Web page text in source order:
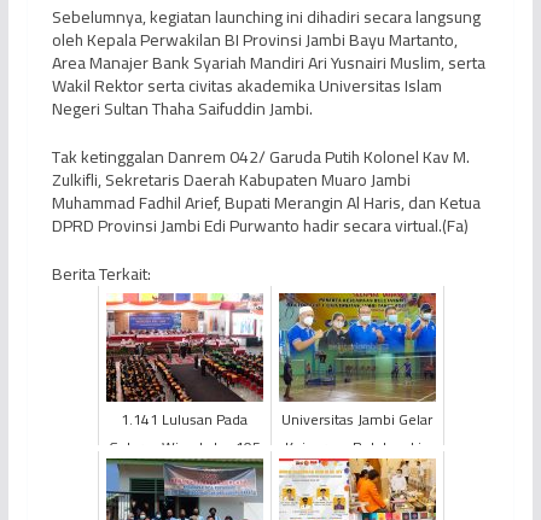
Sebelumnya, kegiatan launching ini dihadiri secara langsung
oleh Kepala Perwakilan BI Provinsi Jambi Bayu Martanto,
Area Manajer Bank Syariah Mandiri Ari Yusnairi Muslim, serta
Wakil Rektor serta civitas akademika Universitas Islam
Negeri Sultan Thaha Saifuddin Jambi.
Tak ketinggalan Danrem 042/ Garuda Putih Kolonel Kav M.
Zulkifli, Sekretaris Daerah Kabupaten Muaro Jambi
Muhammad Fadhil Arief, Bupati Merangin Al Haris, dan Ketua
DPRD Provinsi Jambi Edi Purwanto hadir secara virtual.(Fa)
Berita Terkait:
1.141 Lulusan Pada
Gelaran Wisuda ke-105
Universitas Jambi
Universitas Jambi Gelar
Kejuaraan Bulutangkis
Rektor Cup 2021